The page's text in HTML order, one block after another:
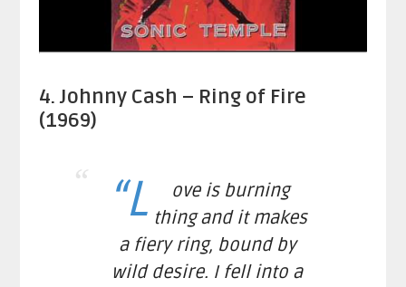
4. Johnny Cash – Ring of Fire
(1969)
“L
ove is burning
thing and it makes
a fiery ring, bound by
wild desire. I fell into a